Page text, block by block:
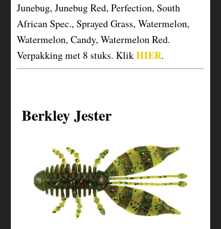
Junebug, Junebug Red, Perfection, South
African Spec., Sprayed Grass, Watermelon,
Watermelon, Candy, Watermelon Red.
Verpakking met 8 stuks. KlikHIER.
Berkley Jester